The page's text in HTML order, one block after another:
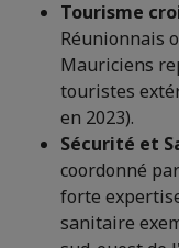
Tourisme
Réunionnais
Mauriciens
touristes
en 2023).
Sécurité et
coordonné
forte
sanitaire